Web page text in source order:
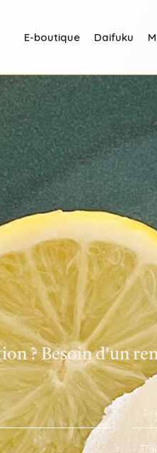
E-boutique Daifuku
? Besoin d'un